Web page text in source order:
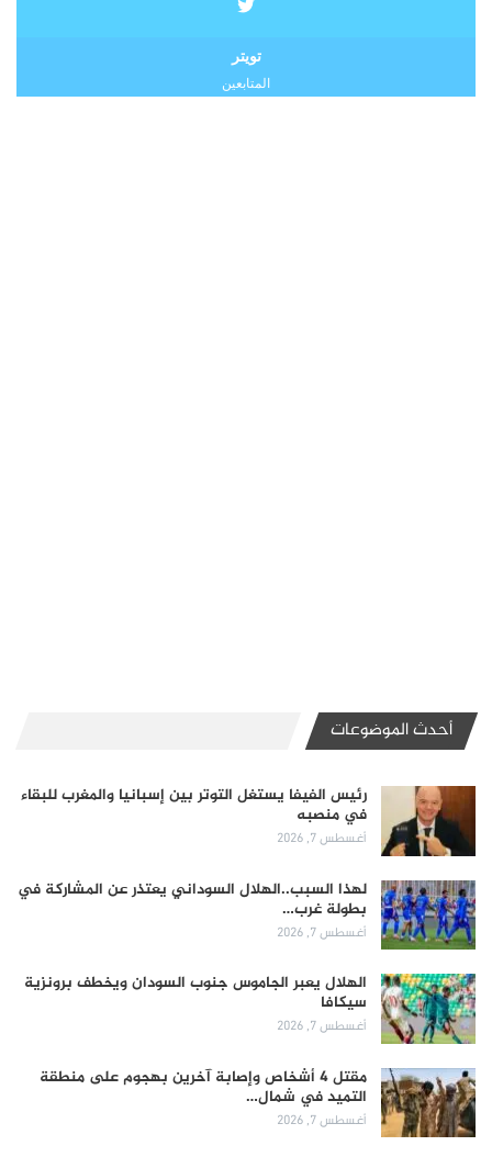
تويتر
المتابعين
أحدث الموضوعات
رئيس الفيفا يستغل التوتر بين إسبانيا والمغرب للبقاء
في منصبه
أغسطس 7, 2026
لهذا السبب..الهلال السوداني يعتذر عن المشاركة في
بطولة غرب…
أغسطس 7, 2026
الهلال يعبر الجاموس جنوب السودان ويخطف برونزية
سيكافا
أغسطس 7, 2026
مقتل 4 أشخاص وإصابة آخرين بهجوم على منطقة
التميد في شمال…
أغسطس 7, 2026